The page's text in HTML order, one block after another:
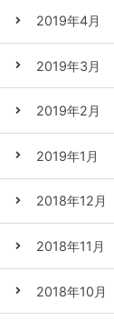
2019年4月
2019年3月
2019年2月
2019年1月
2018年12月
2018年11月
2018年10月